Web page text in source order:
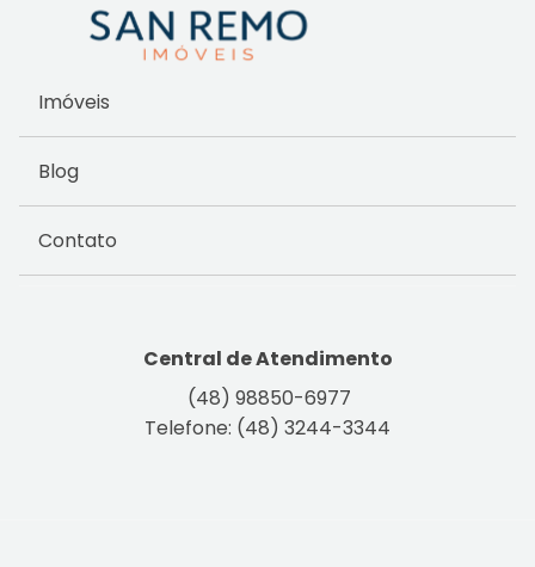
Imóveis
Blog
Contato
Central de Atendimento
(48) 98850-6977
Telefone: (48) 3244-3344